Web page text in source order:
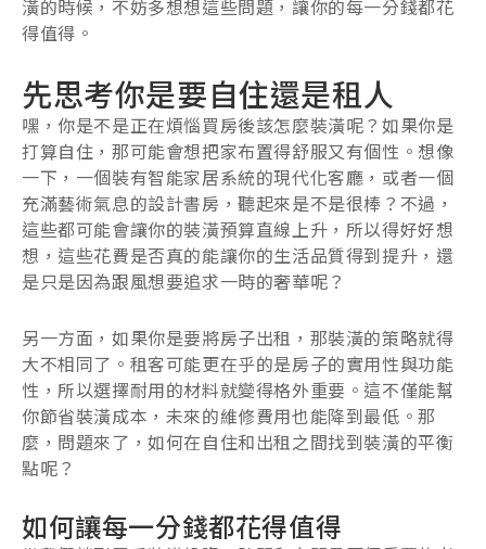
潢的時候，不妨多想想這些問題，讓你的每一分錢都花
得值得。
先思考你是要自住還是租人
嘿，你是不是正在煩惱買房後該怎麼裝潢呢？如果你是
打算自住，那可能會想把家布置得舒服又有個性。想像
一下，一個裝有智能家居系統的現代化客廳，或者一個
充滿藝術氣息的設計書房，聽起來是不是很棒？不過，
這些都可能會讓你的裝潢預算直線上升，所以得好好想
想，這些花費是否真的能讓你的生活品質得到提升，還
是只是因為跟風想要追求一時的奢華呢？
另一方面，如果你是要將房子出租，那裝潢的策略就得
大不相同了。租客可能更在乎的是房子的實用性與功能
性，所以選擇耐用的材料就變得格外重要。這不僅能幫
你節省裝潢成本，未來的維修費用也能降到最低。那
麼，問題來了，如何在自住和出租之間找到裝潢的平衡
點呢？
如何讓每一分錢都花得值得